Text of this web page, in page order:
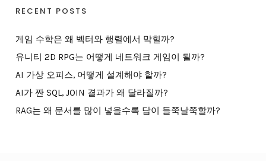
RECENT POSTS
게임 수학은 왜 벡터와 행렬에서 막힐까?
유니티 2D RPG는 어떻게 네트워크 게임이 될까?
AI 가상 오피스, 어떻게 설계해야 할까?
AI가 짠 SQL, JOIN 결과가 왜 달라질까?
RAG는 왜 문서를 많이 넣을수록 답이 들쭉날쭉할까?